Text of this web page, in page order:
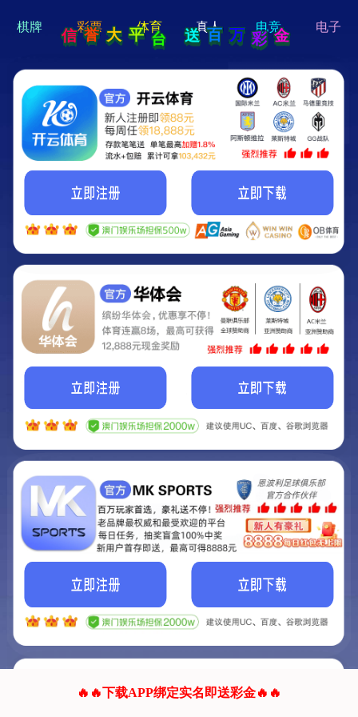
hi 💗
Hey Guys!
我们即将上线啦...
我们的网站正在建设.
它将是非常棒的网站.
联系我们!